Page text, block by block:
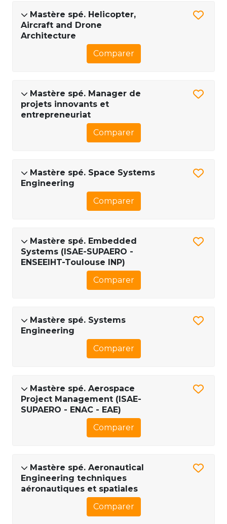
Mastère spé. Helicopter,
Aircraft and Drone
Architecture
Comparer
Mastère spé. Manager de
projets innovants et
entrepreneuriat
Comparer
Mastère spé. Space Systems
Engineering
Comparer
Mastère spé. Embedded
Systems (ISAE-SUPAERO -
ENSEEIHT-Toulouse INP)
Comparer
Mastère spé. Systems
Engineering
Comparer
Mastère spé. Aerospace
Project Management (ISAE-
SUPAERO - ENAC - EAE)
Comparer
Mastère spé. Aeronautical
Engineering techniques
aéronautiques et spatiales
Comparer